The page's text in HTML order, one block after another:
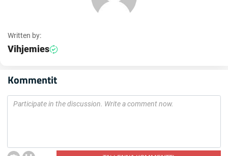
Written by:
Vihjemies
Kommentit